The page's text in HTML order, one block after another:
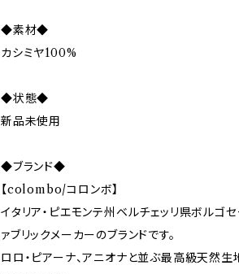
◆素材◆
カシミヤ100%
◆状態◆
新品未使用
◆ブランド◆
【colombo/コロンボ】
イタリア・ピエモンテ州ベルチェッリ県ボルゴ
ァブリックメーカーのブランドです。
ロロ・ピアーナ、アニオナと並ぶ最高級天然生